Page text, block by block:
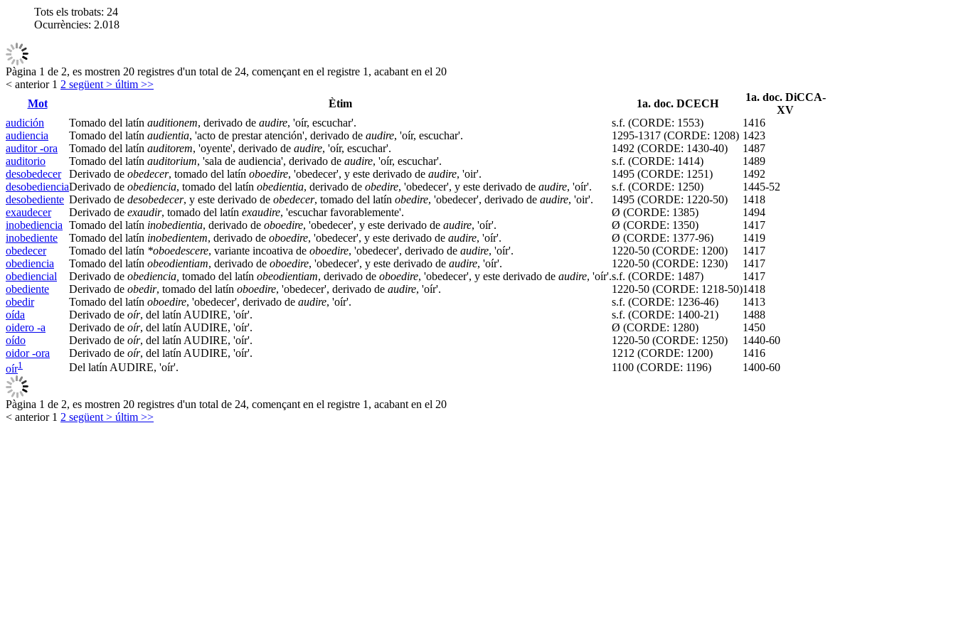
Tots els trobats: 24
Ocurrències: 2.018
Pàgina 1 de 2, es mostren 20 registres d'un total de 24, començant en el registre 1, acabant en el 20
< anterior 1 2 següent > últim >>
Mot
Ètim 1a. doc. DCECH
1a. doc. DiCCA-
XV
audición
Tomado del latín auditionem, derivado de audire, 'oír, escuchar'. s.f. (CORDE: 1553)
1416
audiencia
Tomado del latín audientia, 'acto de prestar atención', derivado de audire, 'oír, escuchar'. 1295-1317 (CORDE: 1208) 1423
auditor -ora
Tomado del latín auditorem, 'oyente', derivado de audire, 'oír, escuchar'. 1492 (CORDE: 1430-40)
1487
auditorio
Tomado del latín auditorium, 'sala de audiencia', derivado de audire, 'oír, escuchar'. s.f. (CORDE: 1414)
1489
desobedecer
Derivado de obedecer, tomado del latín oboedire, 'obedecer', y este derivado de audire, 'oir'. 1495 (CORDE: 1251)
1492
desobedienciaDerivado de obediencia, tomado del latín obedientia, derivado de obedire, 'obedecer', y este derivado de audire, 'oír'. s.f. (CORDE: 1250)
1445-52
desobediente Derivado de desobedecer, y este derivado de obedecer, tomado del latín obedire, 'obedecer', derivado de audire, 'oir'. 1495 (CORDE: 1220-50)
1418
exaudecer
Derivado de exaudir, tomado del latín exaudire, 'escuchar favorablemente'. Ø (CORDE: 1385)
1494
inobediencia Tomado del latín inobedientia, derivado de oboedire, 'obedecer', y este derivado de audire, 'oír'. Ø (CORDE: 1350)
1417
inobediente
Tomado del latín inobedientem, derivado de oboedire, 'obedecer', y este derivado de audire, 'oír'. Ø (CORDE: 1377-96)
1419
obedecer
Tomado del latín *oboedescere, variante incoativa de oboedire, 'obedecer', derivado de audire, 'oír'. 1220-50 (CORDE: 1200)
1417
obediencia
Tomado del latín obeodientiam, derivado de oboedire, 'obedecer', y este derivado de audire, 'oír'. 1220-50 (CORDE: 1230)
1417
obediencial
Derivado de obediencia, tomado del latín obeodientiam, derivado de oboedire, 'obedecer', y este derivado de audire, 'oír'.s.f. (CORDE: 1487)
1417
obediente
Derivado de obedir, tomado del latín oboedire, 'obedecer', derivado de audire, 'oír'. 1220-50 (CORDE: 1218-50)1418
obedir
Tomado del latín oboedire, 'obedecer', derivado de audire, 'oír'. s.f. (CORDE: 1236-46)
1413
oída
Derivado de oír, del latín AUDIRE, 'oír'. s.f. (CORDE: 1400-21)
1488
oidero -a
Derivado de oír, del latín AUDIRE, 'oír'. Ø (CORDE: 1280)
1450
oído
Derivado de oír, del latín AUDIRE, 'oír'. 1220-50 (CORDE: 1250)
1440-60
oidor -ora
Derivado de oír, del latín AUDIRE, 'oír'. 1212 (CORDE: 1200)
1416
oír1 Del latín AUDIRE, 'oír'. 1100 (CORDE: 1196) 1400-60
Pàgina 1 de 2, es mostren 20 registres d'un total de 24, començant en el registre 1, acabant en el 20
< anterior 1 2 següent > últim >>